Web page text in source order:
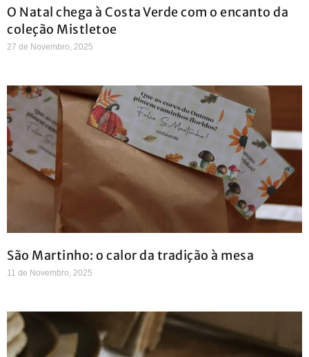
O Natal chega à Costa Verde com o encanto da
coleção Mistletoe
27 de Novembro, 2025
São Martinho: o calor da tradição à mesa
11 de Novembro, 2025